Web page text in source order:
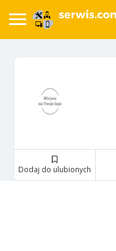
Dodaj do ulubionych